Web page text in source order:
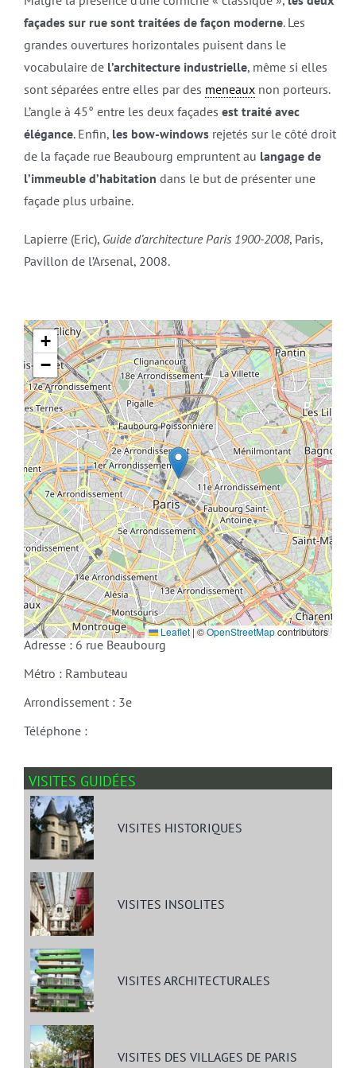
façades sur rue sont traitées de façon moderne. Les
grandes ouvertures horizontales puisent dans le
vocabulaire de l’architecture industrielle, même si elles
sont séparées entre elles par des meneauxnon porteurs.
L’angle à 45° entre les deux façades est traité avec
élégance. Enfin, les bow-windowsrejetés sur le côté droit
de la façade rue Beaubourg empruntent au langage de
l’immeuble d’habitation dans le but de présenter une
façade plus urbaine.
Lapierre (Eric), Guide d’architecture Paris 1900-2008, Paris,
Pavillon de l’Arsenal, 2008.
+
−
Leaflet |©OpenStreetMapcontributors
Adresse : 6 rue Beaubourg
Métro : Rambuteau
Arrondissement : 3e
Téléphone :
VISITES GUIDÉES
VISITES HISTORIQUES
VISITES INSOLITES
VISITES ARCHITECTURALES
VISITES DES VILLAGES DE PARIS